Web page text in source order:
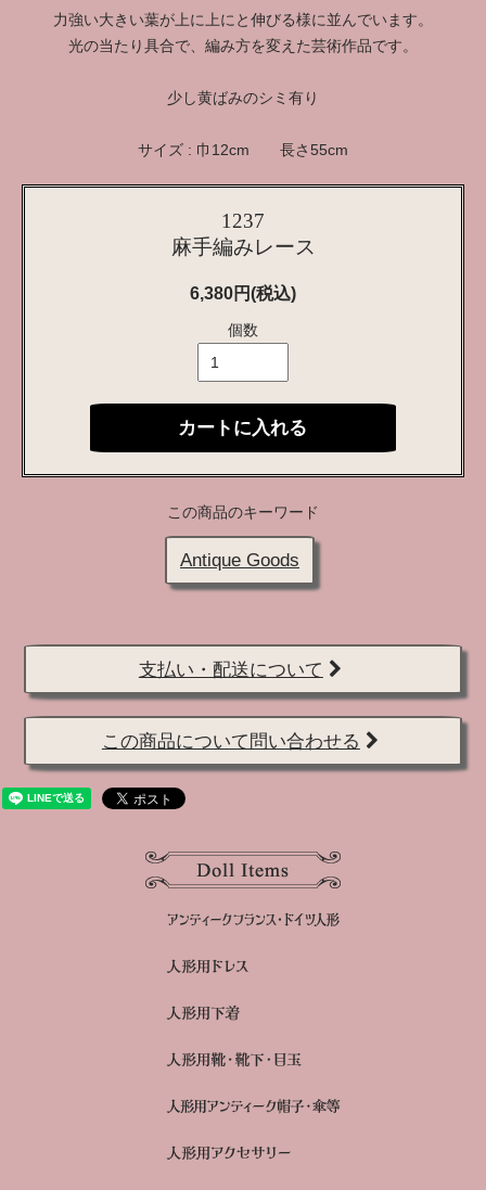
力強い大きい葉が上に上にと伸びる様に並んでいます。
光の当たり具合で、編み方を変えた芸術作品です。
少し黄ばみのシミ有り
サイズ : 巾12cm 長さ55cm
1237
麻手編みレース
6,380円(税込)
個数
カートに入れる
この商品のキーワード
Antique Goods
支払い・配送について
この商品について問い合わせる